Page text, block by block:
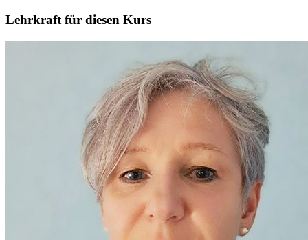
Lehrkraft für diesen Kurs